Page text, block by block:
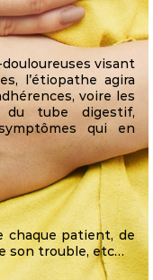
visant
l’étiopathe agira
voire les
du tube digestif,
qui en
chaque patient, de
son trouble, etc…